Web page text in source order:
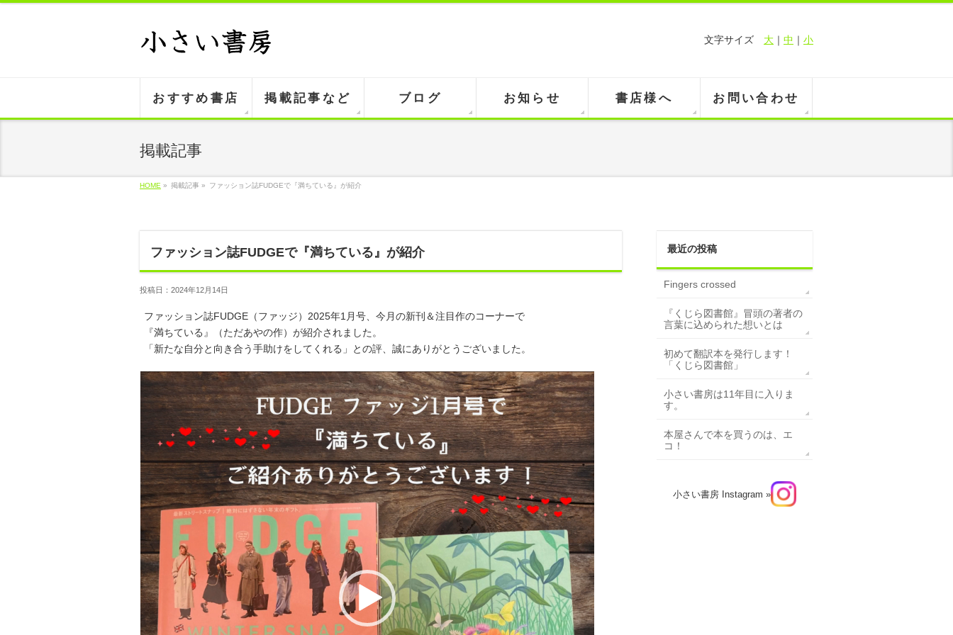
文字サイズ 大 ｜ 中 ｜ 小
おすすめ書店 掲載記事など ブログ お知らせ 書店様へ お問い合わせ
掲載記事
HOME » 掲載記事 » ファッション誌FUDGEで『満ちている』が紹介
ファッション誌FUDGEで『満ちている』が紹介
投稿日：2024年12月14日
ファッション誌FUDGE（ファッジ）2025年1月号、今月の新刊＆注目作のコーナーで
『満ちている』（ただあやの作）が紹介されました。
「新たな自分と向き合う手助けをしてくれる」との評、誠にありがとうございました。
動
プ
ー
ヤ
ー
最近の投稿
Fingers crossed
『くじら図書館』冒頭の著者の
言葉に込められた想いとは
初めて翻訳本を発行します！
「くじら図書館」
小さい書房は11年目に入りま
す。
本屋さんで本を買うのは、エ
コ！
小さい書房 Instagram »